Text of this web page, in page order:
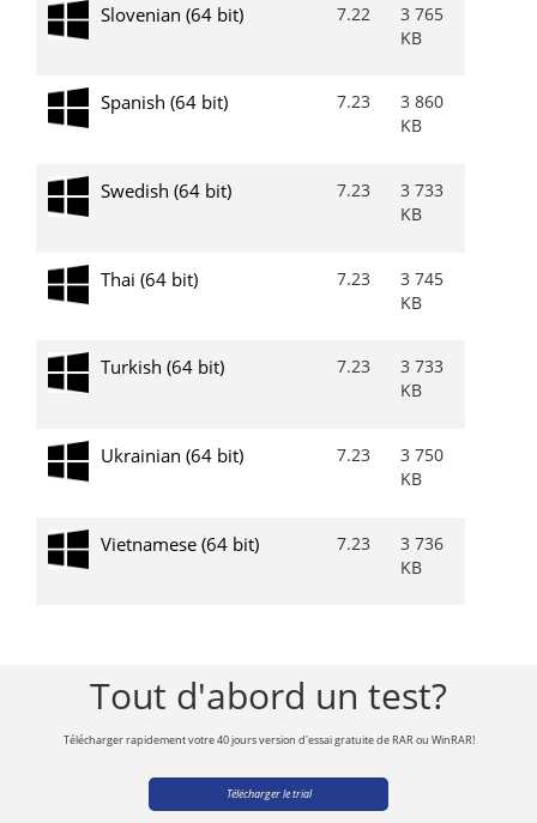
Slovenian (64 bit) 7.22
3 765
KB
Spanish (64 bit) 7.23
3 860
KB
Swedish (64 bit) 7.23
3 733
KB
Thai (64 bit) 7.23
3 745
KB
Turkish (64 bit) 7.23
3 733
KB
Ukrainian (64 bit) 7.23
3 750
KB
Vietnamese (64 bit) 7.23
3 736
KB
Tout d'abord un test?
Télécharger rapidement votre 40 jours version d'essai gratuite de RAR ou WinRAR!
Télécharger le trial